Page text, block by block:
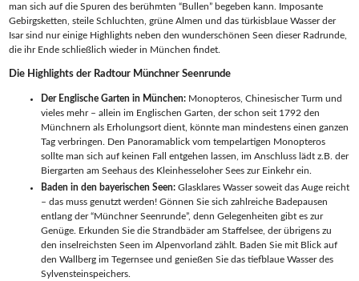
man sich auf die Spuren des berühmten “Bullen” begeben kann. Imposante
Gebirgsketten, steile Schluchten, grüne Almen und das türkisblaue Wasser der
Isar sind nur einige Highlights neben den wunderschönen Seen dieser Radrunde,
die ihr Ende schließlich wieder in München findet.
Die Highlights der Radtour Münchner Seenrunde
Der Englische Garten in München: Monopteros, Chinesischer Turm und
vieles mehr – allein im Englischen Garten, der schon seit 1792 den
Münchnern als Erholungsort dient, könnte man mindestens einen ganzen
Tag verbringen. Den Panoramablick vom tempelartigen Monopteros
sollte man sich auf keinen Fall entgehen lassen, im Anschluss lädt z.B. der
Biergarten am Seehaus des Kleinhesseloher Sees zur Einkehr ein.
Baden in den bayerischen Seen: Glasklares Wasser soweit das Auge reicht
– das muss genutzt werden! Gönnen Sie sich zahlreiche Badepausen
entlang der “Münchner Seenrunde”, denn Gelegenheiten gibt es zur
Genüge. Erkunden Sie die Strandbäder am Staffelsee, der übrigens zu
den inselreichsten Seen im Alpenvorland zählt. Baden Sie mit Blick auf
den Wallberg im Tegernsee und genießen Sie das tiefblaue Wasser des
Sylvensteinspeichers.